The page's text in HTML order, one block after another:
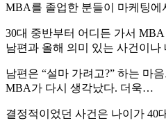
MBA를 졸업한 분들이 마케팅에
30대 중반부터 어디든 가서
남편과 올해 의미 있는 사건이나
남편은 “설마 가려고?” 하는 마
MBA가 다시 생각났다. 더욱…
결정적이었던 사건은 나이가 40